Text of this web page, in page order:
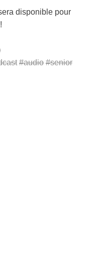
disponible pour
#audio #senior